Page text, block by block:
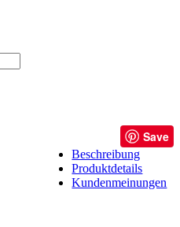
Save
Beschreibung
Produktdetails
Kundenmeinungen